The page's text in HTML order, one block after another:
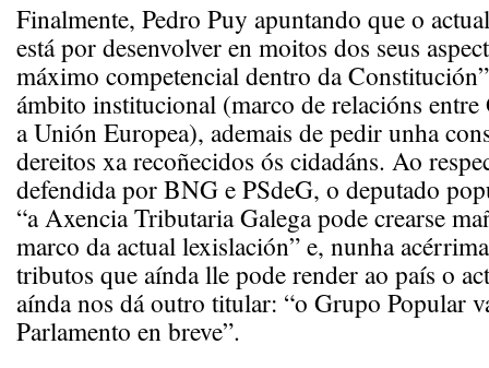
Finalmente, Pedro Puy apuntando que o
está por desenvolver en moitos dos seus
máximo competencial dentro da
ámbito institucional (marco de relacións entre
a Unión Europea), ademais de pedir unha
dereitos xa recoñecidos ós cidadáns. Ao
defendida por BNG e PSdeG, o deputado
“a Axencia Tributaria Galega pode crearse
marco da actual lexislación” e, nunha
tributos que aínda lle pode render ao país o
aínda nos dá outro titular: “o Grupo Popular
Parlamento en breve”.